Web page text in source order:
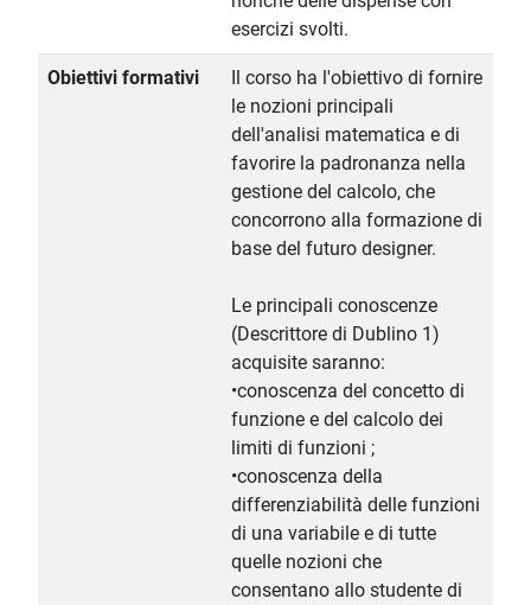
esercizi svolti.
Obiettivi formativi
Il corso ha l'obiettivo di fornire
le nozioni principali
dell'analisi matematica e di
favorire la padronanza nella
gestione del calcolo, che
concorrono alla formazione di
base del futuro designer.
Le principali conoscenze
(Descrittore di Dublino 1)
acquisite saranno:
•conoscenza del concetto di
funzione e del calcolo dei
limiti di funzioni ;
•conoscenza della
differenziabilità delle funzioni
di una variabile e di tutte
quelle nozioni che
consentano allo studente di